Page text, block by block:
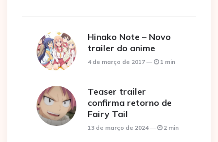
Hinako Note – Novo
trailer do anime
4 de março de 2017 1 min
Teaser trailer
confirma retorno de
Fairy Tail
13 de março de 2024 2 min